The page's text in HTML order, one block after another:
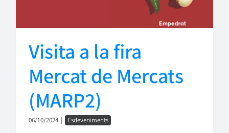
Visita a la fira
Mercat de Mercats
(MARP2)
06/10/2024 | Esdeveniments